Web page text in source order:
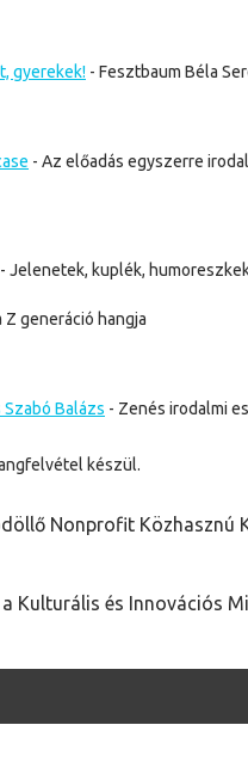
gyerekek! - Fesztbaum Béla
- Az előadás egyszerre
- Jelenetek, kuplék,
Z generáció hangja
Szabó Balázs - Zenés irodalmi
készül.
Nonprofit
Kulturális és Innovációs